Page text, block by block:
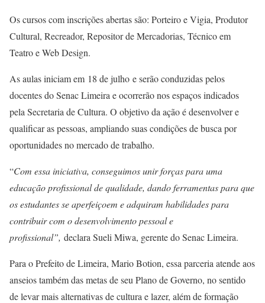
Os cursos com inscrições abertas são: Porteiro e Vigia, Produtor
Cultural, Recreador, Repositor de Mercadorias, Técnico em
Teatro e Web Design.
As aulas iniciam em 18 de julho e serão conduzidas pelos
docentes do Senac Limeira e ocorrerão nos espaços indicados
pela Secretaria de Cultura. O objetivo da ação é desenvolver e
qualificar as pessoas, ampliando suas condições de busca por
oportunidades no mercado de trabalho.
“Com essa iniciativa, conseguimos unir forças para uma
educação profissional de qualidade, dando ferramentas para que
os estudantes se aperfeiçoem e adquiram habilidades para
contribuir com o desenvolvimento pessoal e
profissional”, declara Sueli Miwa, gerente do Senac Limeira.
Para o Prefeito de Limeira, Mario Botion, essa parceria atende aos
anseios também das metas de seu Plano de Governo, no sentido
de levar mais alternativas de cultura e lazer, além de formação